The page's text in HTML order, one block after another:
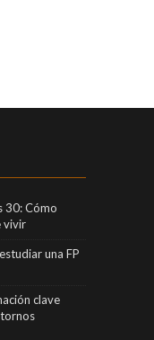
30: Cómo
vivir
una FP
clave